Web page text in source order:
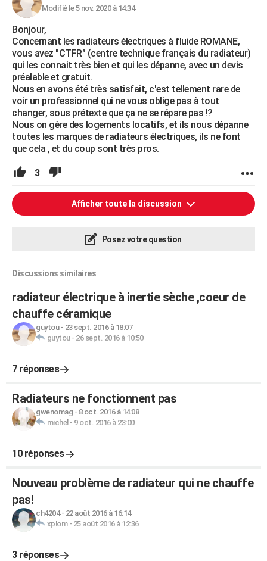
Modifié le 5 nov. 2020 à 14:34
Bonjour,
Concernant les radiateurs électriques à fluide ROMANE,
vous avez "CTFR" (centre technique français du radiateur)
qui les connait très bien et qui les dépanne, avec un devis
préalable et gratuit.
Nous en avons été très satisfait, c'est tellement rare de
voir un professionnel qui ne vous oblige pas à tout
changer, sous prétexte que ça ne se répare pas !?
Nous on gère des logements locatifs, et ils nous dépanne
toutes les marques de radiateurs électriques, ils ne font
que cela , et du coup sont très pros.
3
Afficher toute la discussion
Posez votre question
Discussions similaires
radiateur électrique à inertie sèche ,coeur de
chauffe céramique
guytou- 23 sept. 2016 à 18:07
guytou- 26 sept. 2016 à 10:50
7 réponses
Radiateurs ne fonctionnent pas
gwenomag - 8 oct. 2016 à 14:08
michel - 9 oct. 2016 à 23:00
10 réponses
Nouveau problème de radiateur qui ne chauffe
pas!
ch4204- 22 août 2016 à 16:14
xplom- 25 août 2016 à 12:36
3 réponses